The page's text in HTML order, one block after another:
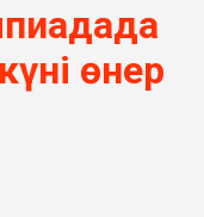
өнер